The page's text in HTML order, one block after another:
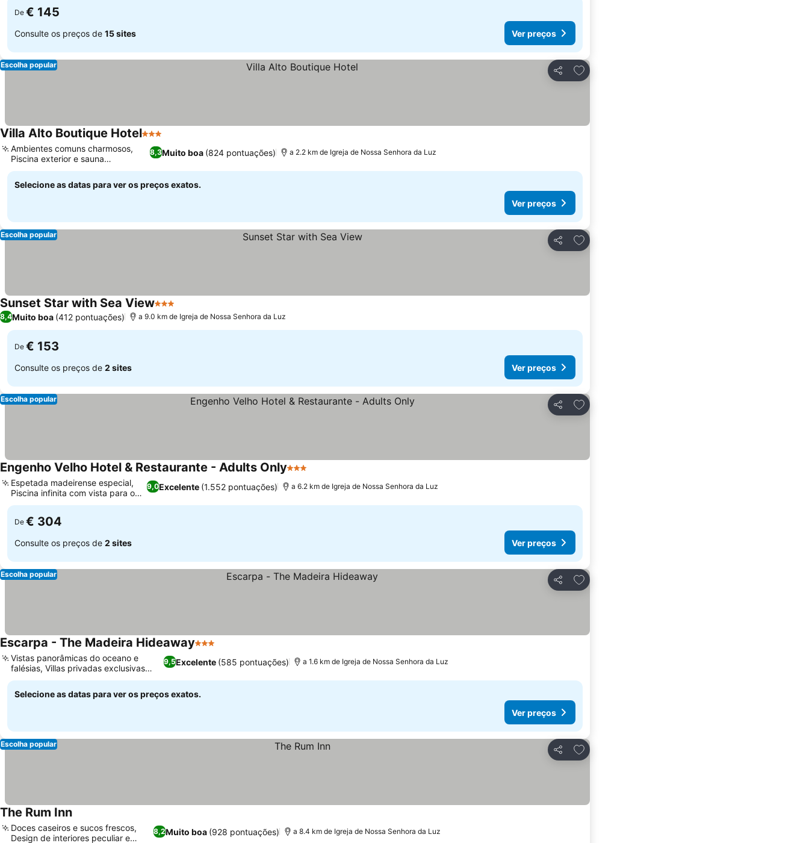
De € 145
Consulte os preços de 15 sites Ver preços
Partilhar
Adicionar aos favoritos
Escolha popular
Villa Alto Boutique Hotel3 Estrelas
8,3Muito boa (824 pontuações)
Ambientes comuns charmosos,
Piscina exterior e sauna
convidativas
a 2.2 km de Igreja de Nossa Senhora da Luz
Selecione as datas para ver os preços exatos.
Ver preços
Partilhar
Adicionar aos favoritos
Escolha popular
Sunset Star with Sea View3 Estrelas
8,4Muito boa (412 pontuações) a 9.0 km de Igreja de Nossa Senhora da Luz
De € 153
Consulte os preços de 2 sites Ver preços
Partilhar
Adicionar aos favoritos
Escolha popular
Engenho Velho Hotel & Restaurante - Adults Only3 Estrelas
9,0Excelente (1.552 pontuações)
Espetada madeirense especial,
Piscina infinita com vista para o
mar
a 6.2 km de Igreja de Nossa Senhora da Luz
De € 304
Consulte os preços de 2 sites Ver preços
Partilhar
Adicionar aos favoritos
Escolha popular
Escarpa - The Madeira Hideaway3 Estrelas
9,5Excelente (585 pontuações)
Vistas panorâmicas do oceano e
falésias, Villas privadas exclusivas
disponíveis
a 1.6 km de Igreja de Nossa Senhora da Luz
Selecione as datas para ver os preços exatos.
Ver preços
Partilhar
Adicionar aos favoritos
Escolha popular
The Rum Inn
8,2Muito boa (928 pontuações)
Doces caseiros e sucos frescos,
Design de interiores peculiar e
a 8.4 km de Igreja de Nossa Senhora da Luz